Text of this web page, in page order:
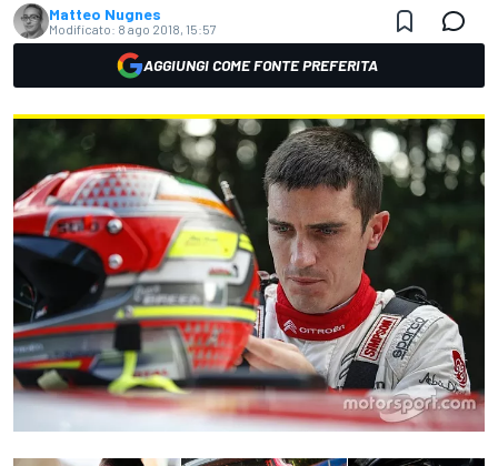
Matteo Nugnes
Modificato: 8 ago 2018, 15:57
AGGIUNGI COME FONTE PREFERITA